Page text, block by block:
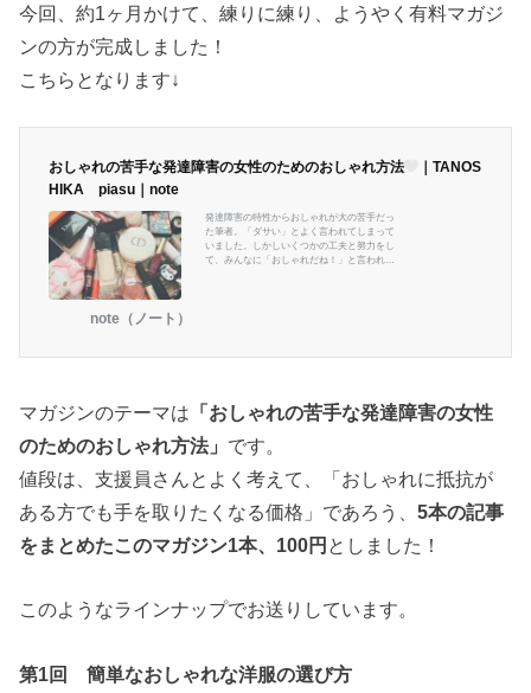
今回、約1ヶ月かけて、練りに練り、ようやく有料マガジ
ンの方が完成しました！
こちらとなります↓
おしゃれの苦手な発達障害の女性のためのおしゃれ方法
｜TANOS
HIKA piasu｜note
発達障害の特性からおしゃれが大の苦手だっ
た筆者。「ダサい」とよく言われてしまって
いました。しかしいくつかの工夫と努力をし
て、みんなに「おしゃれだね！」と言われる
法」「簡単ライフハック」が詰まったこのマ
note（ノート）
マガジンのテーマは 「おしゃれの苦手な発達障害の女性
のためのおしゃれ方法」 です。
値段は、支援員さんとよく考えて、「おしゃれに抵抗が
ある方でも手を取りたくなる価格」であろう、5本の記事
をまとめたこのマガジン1本、100円 としました！
このようなラインナップでお送りしています。
第1回 簡単なおしゃれな洋服の選び方